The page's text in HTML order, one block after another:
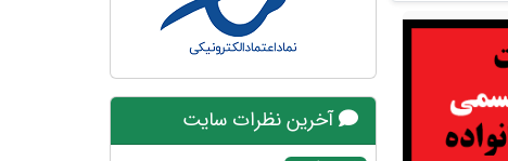
آخرین نظرات سایت